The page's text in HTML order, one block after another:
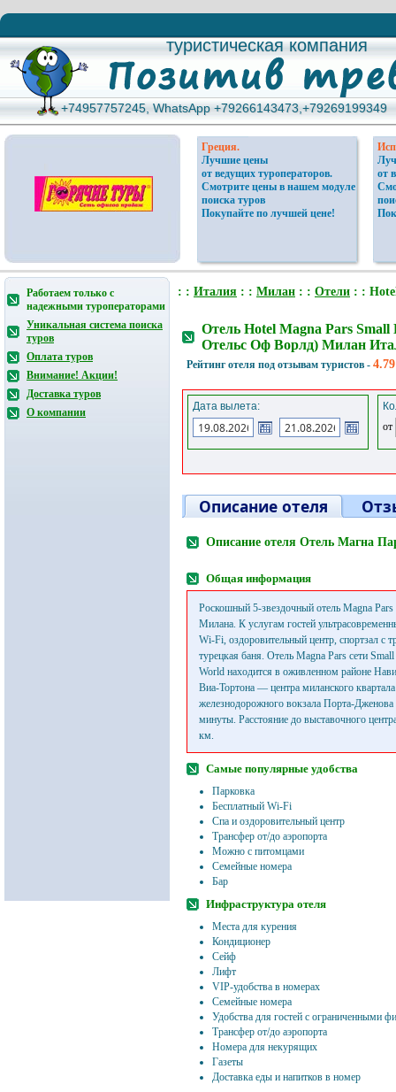
туристическая компания
туристическая компания
+74957757245, WhatsApp +79266143473,+79269199349
+74957757245, WhatsApp +79266143473,+79269199349
Греция.
Лучшие цены
от ведущих туроператоров.
Смотрите цены в нашем модуле
поиска туров
Покупайте по лучшей цене!
от
Работаем только с
надежными туроператорами
Уникальная система поиска
туров
Оплата туров
Внимание! Акции!
Доставка туров
О компании
: : Италия : : Милан : : Отели : :
Отель Hotel Magna Pars
Отельс Оф Ворлд) Милан
Рейтинг отеля под отзывам туристов -
Дата вылета:
от
Описание отеля
Описание отеля Отель Магна
Общая информация
Роскошный 5-звездочный отель Magna Pars
Милана. К услугам гостей
Wi-Fi, оздоровительный центр, спортзал с
турецкая баня. Отель Magna Pars сети
World находится в оживленном районе
Виа-Тортона — центра миланского
железнодорожного вокзала Порта-
минуты. Расстояние до выставочного
км.
Самые популярные удобства
Парковка
Бесплатный Wi-Fi
Спа и оздоровительный центр
Трансфер от/до аэропорта
Можно с питомцами
Семейные номера
Бар
Инфраструктура отеля
Места для курения
Кондиционер
Сейф
Лифт
VIP-удобства в номерах
Семейные номера
Удобства для гостей с ограниченными
Трансфер от/до аэропорта
Номера для некурящих
Газеты
Доставка еды и напитков в номер